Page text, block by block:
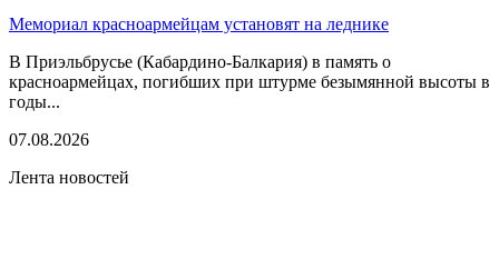
Мемориал красноармейцам установят на леднике
В Приэльбрусье (Кабардино-Балкария) в память о
красноармейцах, погибших при штурме безымянной высоты в
годы...
07.08.2026
Лента новостей